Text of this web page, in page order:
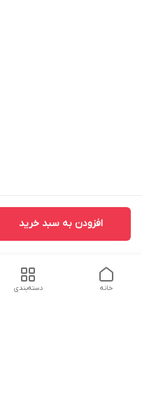
افزودن به سبد خرید
دسته‌بندی خانه